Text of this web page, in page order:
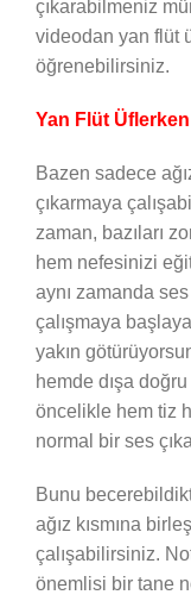
çıkarabilmeniz
videodan yan flüt
öğrenebilirsiniz.
Yan Flüt
Bazen sadece
çıkarmaya
zaman, bazıları
hem nefesinizi
aynı zamanda
çalışmaya
yakın
hemde dışa
öncelikle hem tiz
normal bir ses
Bunu
ağız kısmına
çalışabilirsiniz.
önemlisi bir tane